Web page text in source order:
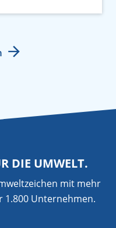
DIE UMWELT.
mit mehr
1.800 Unternehmen.